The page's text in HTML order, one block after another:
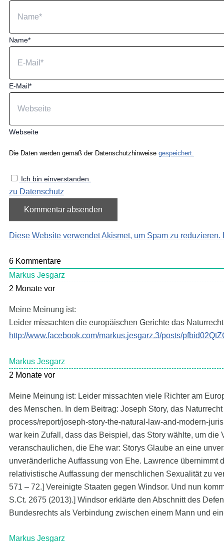
Name*
E-Mail*
Webseite
Die Daten werden gemäß der Datenschutzhinweise gespeichert.
Ich bin einverstanden.
zu Datenschutz
Diese Website verwendet Akismet, um Spam zu reduzieren.
6 Kommentare
Markus Jesgarz
2 Monate vor
Meine Meinung ist:
Leider missachten die europäischen Gerichte das
http://www.facebook.com/markus.jesgarz.3/posts/
Markus Jesgarz
2 Monate vor
Meine Meinung ist: Leider missachten viele Richter am
des Menschen. In dem Beitrag: Joseph Story, das
process/report/joseph-story-the-natural-law-and-modern-
war kein Zufall, dass das Beispiel, das Story wählte, um
veranschaulichen, die Ehe war: Storys Glaube an eine
unveränderliche Auffassung von Ehe. Lawrence
relativistische Auffassung der menschlichen Sexualität zu
571 – 72.] Vereinigte Staaten gegen Windsor. Und nun
S.Ct. 2675 (2013).] Windsor erklärte den Abschnitt des
Bundesrechts als Verbindung zwischen einem Mann und
Markus Jesgarz